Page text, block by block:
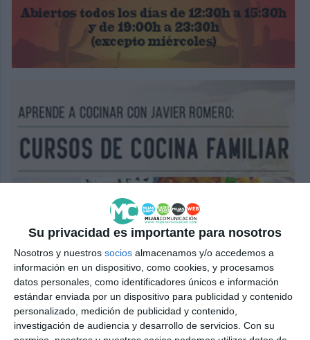
Su privacidad es importante para nosotros
Nosotros y nuestros socios almacenamos y/o accedemos a
información en un dispositivo, como cookies, y procesamos
datos personales, como identificadores únicos e información
estándar enviada por un dispositivo para publicidad y contenido
personalizado, medición de publicidad y contenido,
investigación de audiencia y desarrollo de servicios. Con su